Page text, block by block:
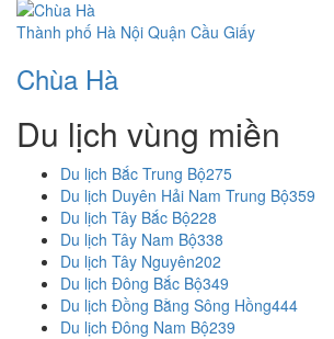
Thành phố Hà Nội Quận Cầu Giấy
Chùa Hà
Du lịch vùng miền
Du lịch Bắc Trung Bộ275
Du lịch Duyên Hải Nam Trung Bộ359
Du lịch Tây Bắc Bộ228
Du lịch Tây Nam Bộ338
Du lịch Tây Nguyên202
Du lịch Đông Bắc Bộ349
Du lịch Đồng Bằng Sông Hồng444
Du lịch Đông Nam Bộ239